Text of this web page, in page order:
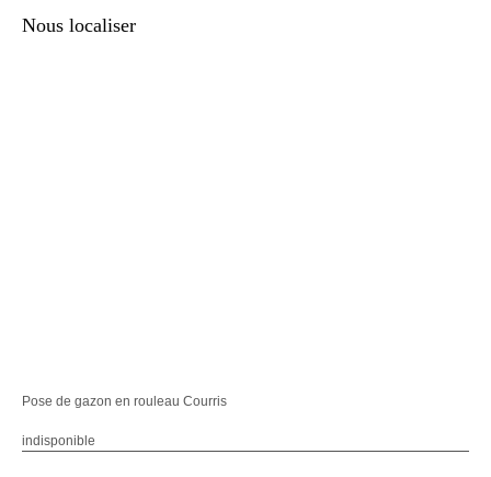
Nous localiser
Pose de gazon en rouleau Courris
indisponible